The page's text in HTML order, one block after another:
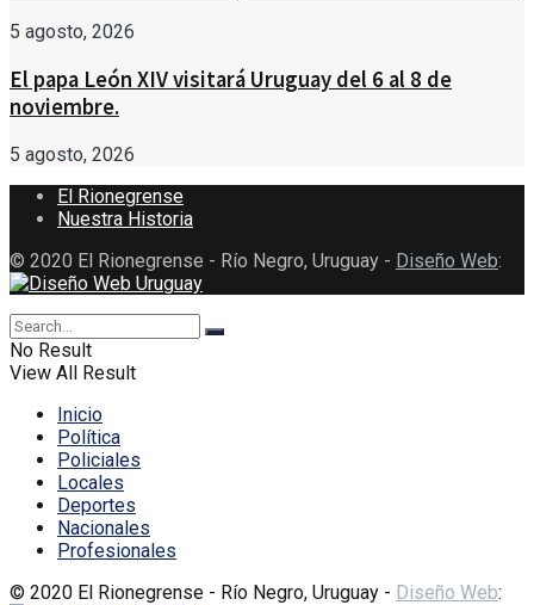
5 agosto, 2026
El papa León XIV visitará Uruguay del 6 al 8 de
noviembre.
5 agosto, 2026
El Rionegrense
Nuestra Historia
© 2020 El Rionegrense - Río Negro, Uruguay - Diseño Web:
No Result
View All Result
Inicio
Política
Policiales
Locales
Deportes
Nacionales
Profesionales
© 2020 El Rionegrense - Río Negro, Uruguay - Diseño Web: